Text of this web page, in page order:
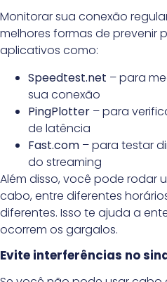
Monitorar sua conexão
melhores formas de prevenir
aplicativos como:
Speedtest.net – para
sua conexão
PingPlotter – para
de latência
Fast.com – para testar
do streaming
Além disso, você pode rodar
cabo, entre diferentes
diferentes. Isso te ajuda a
ocorrem os gargalos.
Evite interferências no